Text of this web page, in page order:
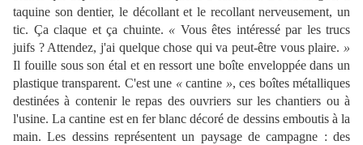
taquine son dentier, le décollant et le recollant nerveusement, un
tic. Ça claque et ça chuinte. « Vous êtes intéressé par les trucs
juifs ? Attendez, j'ai quelque chose qui va peut-être vous plaire. »
Il fouille sous son étal et en ressort une boîte enveloppée dans un
plastique transparent. C'est une «cantine », ces boîtes métalliques
destinées à contenir le repas des ouvriers sur les chantiers ou à
l'usine. La cantine est en fer blanc décoré de dessins emboutis à la
main. Les dessins représentent un paysage de campagne : des